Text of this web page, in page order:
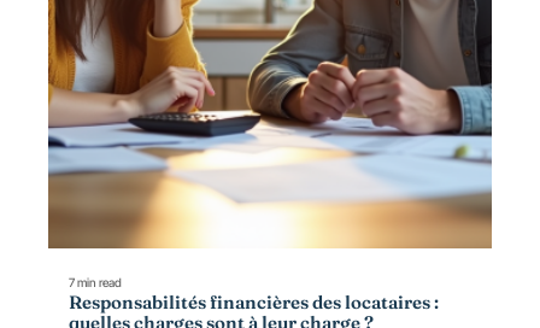
7 min read
Responsabilités financières des locataires :
quelles charges sont à leur charge ?